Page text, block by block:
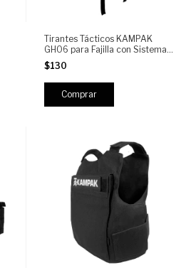
Tirantes Tácticos KAMPAK
GH06 para Fajilla con Sistema
MOLLE, Ajustables y
Reforzados
$130